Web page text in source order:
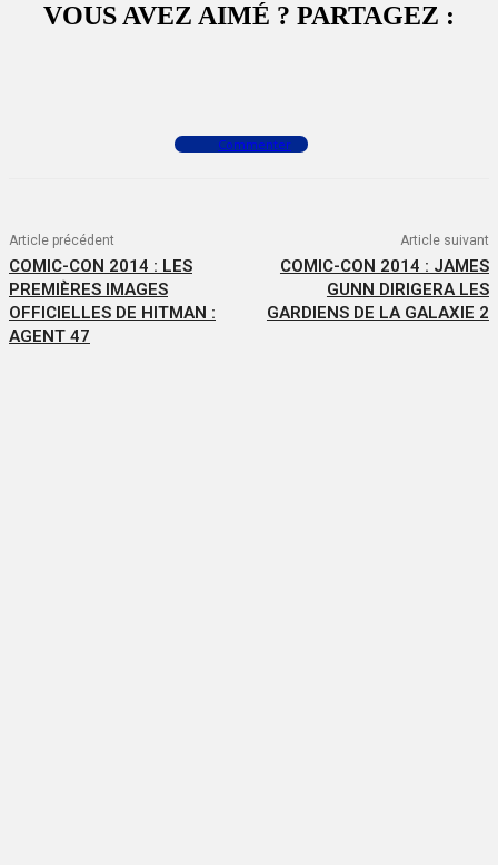
VOUS AVEZ AIMÉ ? PARTAGEZ :
Commenter
Article précédent
COMIC-CON 2014 : LES
PREMIÈRES IMAGES
OFFICIELLES DE HITMAN :
AGENT 47
Article suivant
COMIC-CON 2014 : JAMES
GUNN DIRIGERA LES
GARDIENS DE LA GALAXIE 2